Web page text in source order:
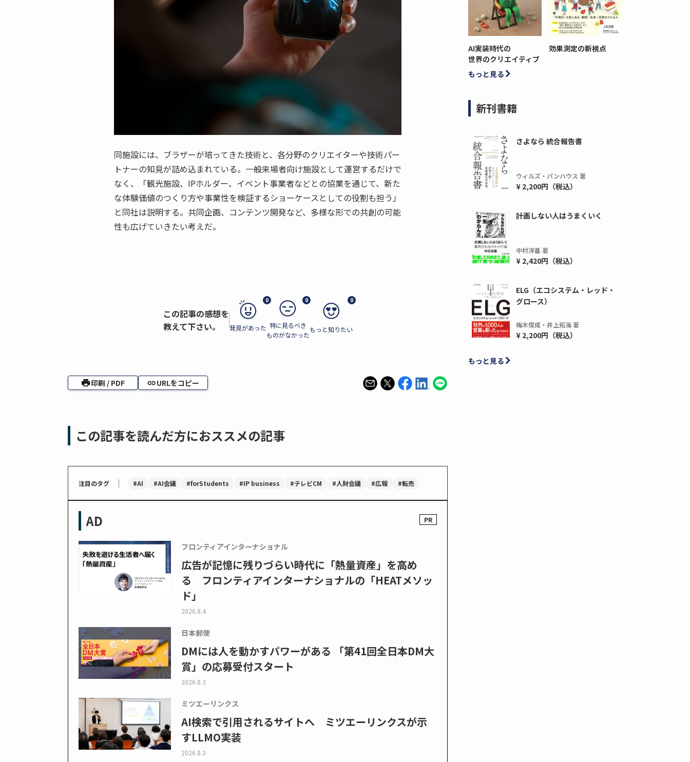
同施設には、ブラザーが培ってきた技術と、各分野のクリエイターや技術パー
トナーの知見が詰め込まれている。一般来場者向け施設として運営するだけで
なく、「観光施設、IPホルダー、イベント事業者などとの協業を通じて、新た
な体験価値のつくり方や事業性を検証するショーケースとしての役割も担う」
と同社は説明する。共同企画、コンテンツ開発など、多様な形での共創の可能
性も広げていきたい考えだ。
この記事の感想を
教えて下さい。
0
発見があった
0
特に見るべき
ものがなかった
0
もっと知りたい
印刷 / PDF URLをコピー
この記事を読んだ方におススメの記事
注目のタグ ｜ #AI #AI会議 #forStudents #IP business #テレビCM #人財会議 #広報 #転売
AD
フロンティアインターナショナル
広告が記憶に残りづらい時代に「熱量資産」を高め
る フロンティアインターナショナルの「HEATメソッ
ド」
2026.8.4
日本郵便
DMには人を動かすパワーがある 「第41回全日本DM大
賞」の応募受付スタート
2026.8.3
ミツエーリンクス
AI検索で引用されるサイトへ ミツエーリンクスが示
すLLMO実装
2026.8.3
AI実装時代の
世界のクリエイティブ
効果測定の新視点
もっと見る
新刊書籍
さよなら 統合報告書
ウィルズ・パンハウス 著
¥ 2,200円（税込）
計画しない人はうまくいく
中村洋基 著
¥ 2,420円（税込）
ELG（エコシステム・レッド・
グロース）
梅木俊成・井上拓海 著
¥ 2,200円（税込）
もっと見る